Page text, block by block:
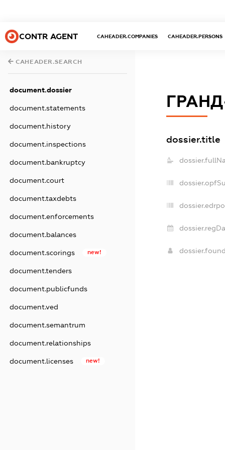
CONTR AGENT CAHEADER.COMPANIES CAHEADER.PERSONS
CAHEADER.SEARCH
document.dossier
document.statements
document.history
document.inspections
document.bankruptcy
document.court
document.taxdebts
document.enforcements
document.balances
document.scorings new!
document.tenders
document.publicfunds
document.ved
document.semantrum
document.relationships
document.licenses new!
dossier.title